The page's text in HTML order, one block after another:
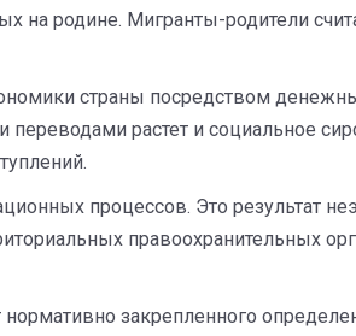
на родине. Мигранты-родители
страны посредством
растет и социальное
процессов. Это результат
правоохранительных
закрепленного